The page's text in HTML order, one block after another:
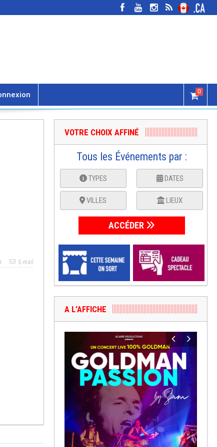
0
E-mail
VOTRE CHOIX AFFINÉ
Tous les Événements par :
TYPES DATES
VILLES LIEUX
ACCÉDER
A L’AFFICHE